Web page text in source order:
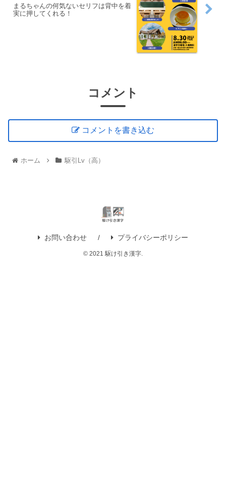
まるちゃんの何気ないセリフは背中を着
実に押してくれる！
コメント
コメントを書き込む
ホーム 駆引Lv（高）
お問い合わせ プライバシーポリシー
© 2021 駆け引き漢字.